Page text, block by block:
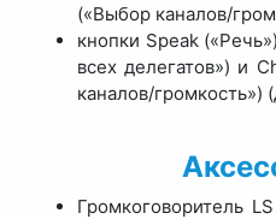
(«Выбор каналов/
кнопки Speak
всех делегатов») и
каналов/громкость»)
Громкоговоритель